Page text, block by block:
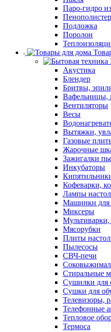
Паро-гидро
Подложка
Поролон
Акустика
Блендер
Бритвы,
Вентиляторы
Весы
Вытяжки,
Газовые
Жарочные
Зажигалки
Инкубаторы
Кофеварки,
Лампы
Машинки для
Миксеры
Мультиварки,
Мясорубки
Плиты
Пылесосы
СВЧ-печи
Стиральные
Сушилки для
Сушки для
Телевизоры,
Телефонные
Тепловое
Термоса